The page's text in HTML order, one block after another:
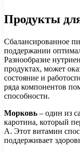
Продукты
Сбалансированное
поддержании
Разнообразие
продуктах, может
состояние и
ряда компонентов
способности.
Морковь – один из
каротина, который
А. Этот витамин
поддерживает